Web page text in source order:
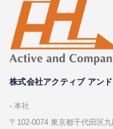
株式会社アクティブ アン
本社
〒102-0074 東京都千代⽥区